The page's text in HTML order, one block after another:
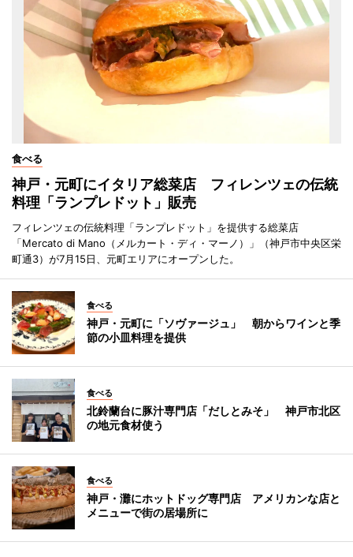
食べる
神戸・元町にイタリア総菜店 フィレンツェの伝統
料理「ランプレドット」販売
フィレンツェの伝統料理「ランプレドット」を提供する総菜店
「Mercato di Mano（メルカート・ディ・マーノ）」（神戸市中央区栄
町通3）が7月15日、元町エリアにオープンした。
食べる
神戸・元町に「ソヴァージュ」 朝からワインと季
節の小皿料理を提供
食べる
北鈴蘭台に豚汁専門店「だしとみそ」 神戸市北区
の地元食材使う
食べる
神戸・灘にホットドッグ専門店 アメリカンな店と
メニューで街の居場所に